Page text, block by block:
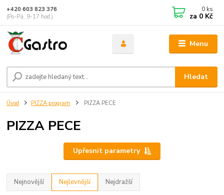
Menu
Hledat
+420 603 823 376
(Po-Pá, 9-17 hod.)
0 ks
za 0 Kč
Úvod PIZZA program PIZZA PECE
PIZZA PECE
Upřesnit parametry
Nejnovější Nejlevnější Nejdražší